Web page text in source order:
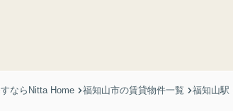
ならNitta Home 福知山市の賃貸物件一覧 福知山駅